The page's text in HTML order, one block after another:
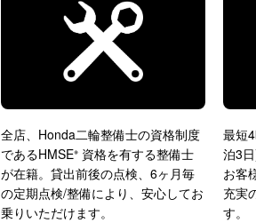
全店、Honda二輪整備士の資格制度
であるHMSE※ 資格を有する整備士
が在籍。貸出前後の点検、6ヶ月毎
の定期点検/整備により、安心してお
乗りいただけます。
最短
泊3
お客
充実
す。